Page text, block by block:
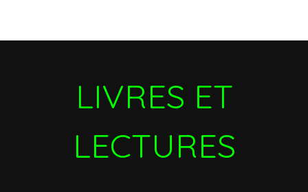
LIVRES ET
LECTURES